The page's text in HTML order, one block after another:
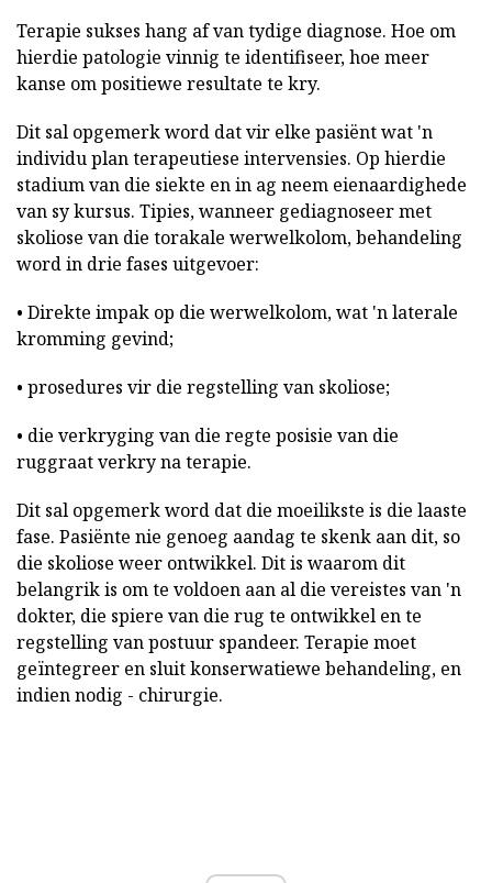
Terapie sukses hang af van tydige diagnose. Hoe om
hierdie patologie vinnig te identifiseer, hoe meer
kanse om positiewe resultate te kry.
Dit sal opgemerk word dat vir elke pasiënt wat 'n
individu plan terapeutiese intervensies. Op hierdie
stadium van die siekte en in ag neem eienaardighede
van sy kursus. Tipies, wanneer gediagnoseer met
skoliose van die torakale werwelkolom, behandeling
word in drie fases uitgevoer:
• Direkte impak op die werwelkolom, wat 'n laterale
kromming gevind;
• prosedures vir die regstelling van skoliose;
• die verkryging van die regte posisie van die
ruggraat verkry na terapie.
Dit sal opgemerk word dat die moeilikste is die laaste
fase. Pasiënte nie genoeg aandag te skenk aan dit, so
die skoliose weer ontwikkel. Dit is waarom dit
belangrik is om te voldoen aan al die vereistes van 'n
dokter, die spiere van die rug te ontwikkel en te
regstelling van postuur spandeer. Terapie moet
geïntegreer en sluit konserwatiewe behandeling, en
indien nodig - chirurgie.